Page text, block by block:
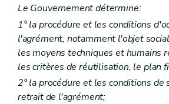
Le Gouvernement détermine:
1° la procédure et les conditions
l'agrément, notamment l'objet
les moyens techniques et humains
les critères de réutilisation, le plan
2° la procédure et les conditions de
retrait de l'agrément;